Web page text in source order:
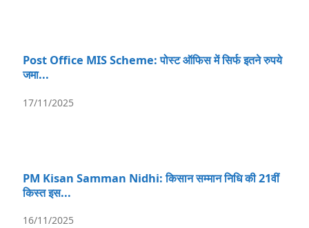
Post Office MIS Scheme: पोस्ट ऑफिस में सिर्फ इतने रुपये
जमा...
17/11/2025
PM Kisan Samman Nidhi: किसान सम्मान निधि की 21वीं
किस्त इस...
16/11/2025